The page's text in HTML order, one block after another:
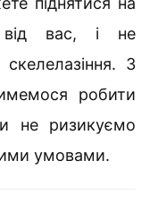
вас, і не
скелелазіння. З
робити
не ризикуємо
умовами.